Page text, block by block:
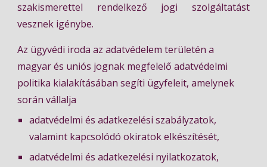
szakismerettel rendelkező jogi szolgáltatást
vesznek igénybe.
Az ügyvédi iroda az adatvédelem területén a
magyar és uniós jognak megfelelő adatvédelmi
politika kialakításában segíti ügyfeleit, amelynek
során vállalja
adatvédelmi és adatkezelési szabályzatok,
valamint kapcsolódó okiratok elkészítését,
adatvédelmi és adatkezelési nyilatkozatok,